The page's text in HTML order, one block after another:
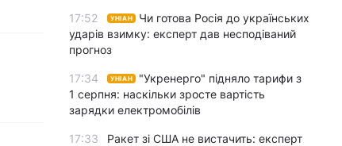
17:52 УНІАН
Чи готова Росія до українських
ударів взимку: експерт дав несподіваний
прогноз
17:34 УНІАН
"Укренерго" підняло тарифи з
1 серпня: наскільки зросте вартість
зарядки електромобілів
17:33
Ракет зі США не вистачить: експерт